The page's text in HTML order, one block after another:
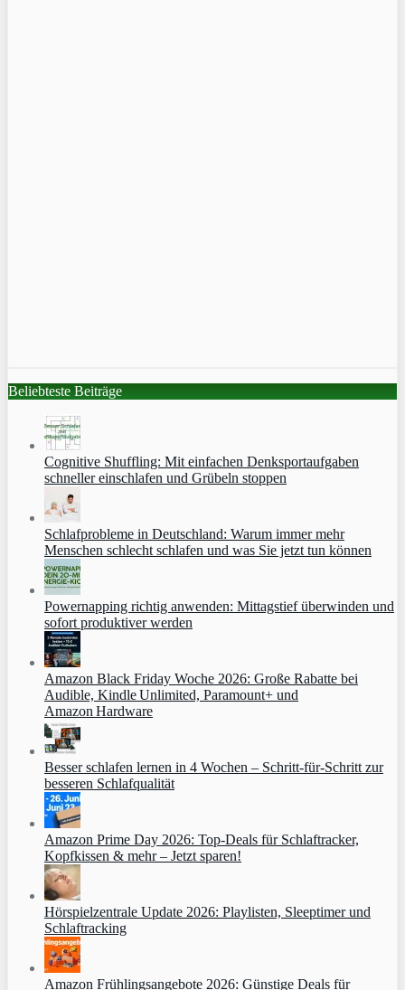
Beliebteste Beiträge
Cognitive Shuffling: Mit einfachen Denksportaufgaben
schneller einschlafen und Grübeln stoppen
Schlafprobleme in Deutschland: Warum immer mehr
Menschen schlecht schlafen und was Sie jetzt tun können
Powernapping richtig anwenden: Mittagstief überwinden und
sofort produktiver werden
Amazon Black Friday Woche 2026: Große Rabatte bei
Audible, Kindle Unlimited, Paramount+ und
Amazon Hardware
Besser schlafen lernen in 4 Wochen – Schritt‑für‑Schritt zur
besseren Schlafqualität
Amazon Prime Day 2026: Top-Deals für Schlaftracker,
Kopfkissen & mehr – Jetzt sparen!
Hörspielzentrale Update 2026: Playlisten, Sleeptimer und
Schlaftracking
Amazon Frühlingsangebote 2026: Günstige Deals für